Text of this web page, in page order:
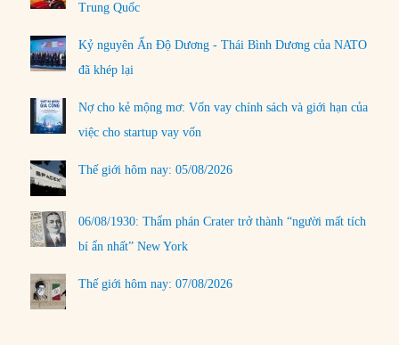
Trung Quốc
Kỷ nguyên Ấn Độ Dương - Thái Bình Dương của NATO
đã khép lại
Nợ cho kẻ mộng mơ: Vốn vay chính sách và giới hạn của
việc cho startup vay vốn
Thế giới hôm nay: 05/08/2026
06/08/1930: Thẩm phán Crater trở thành “người mất tích
bí ẩn nhất” New York
Thế giới hôm nay: 07/08/2026